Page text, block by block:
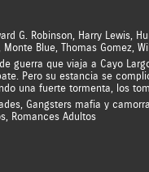
G. Robinson, Harry Lewis,
Monte Blue, Thomas Gomez,
guerra que viaja a Cayo
Pero su estancia se
una fuerte tormenta, los
, Gangsters mafia y camorra
, Romances Adultos